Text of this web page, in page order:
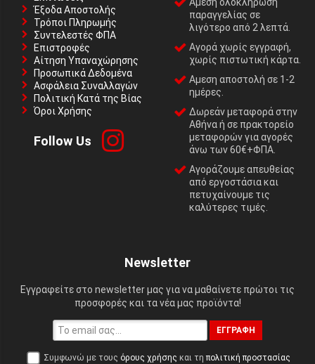
Έξοδα Αποστολής
Τρόποι Πληρωμής
Συντελεστές ΦΠΑ
Επιστροφές
Αίτηση Υπαναχώρησης
Προσωπικά Δεδομένα
Ασφάλεια Συναλλαγών
Πολιτική Κατά της Βίας
Όροι Χρήσης
Follow Us
παραγγελίας σε
λιγότερο από 2 λεπτά.
Αγορά χωρίς εγγραφή,
χωρίς πιστωτική κάρτα.
Αμεση αποστολή σε 1-2
ημέρες.
Δωρεάν μεταφορά στην
Αθήνα ή σε πρακτορείο
μεταφορών για αγορές
άνω των 60€+ΦΠΑ.
Αγοράζουμε απευθείας
από εργοστάσια και
πετυχαίνουμε τις
καλύτερες τιμές.
Newsletter
Εγγραφείτε στο newsletter μας για να μαθαίνετε πρώτοι τις
προσφορές και τα νέα μας προϊόντα!
ΕΓΓΡΑΦΉ
Συμφωνώ με τους όρους χρήσης και τη πολιτική προστασίας